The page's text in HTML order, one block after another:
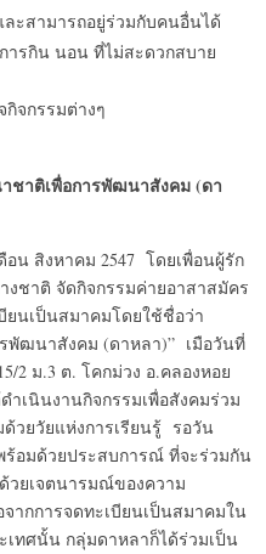
ละสามารถอยู่ร่วมกับคนอื่นได้
ารกิน นอน ที่ไม่สะดวกสบาย
จกรรมต่างๆ
ชาติเพื่อการพัฒนาสังคม (ดา
น สิงหาคม 2547 โดยเพื่อนผู้รัก
ชาติ จัดกิจกรรมค่ายอาสาสมัคร
ยนเป็นสมาคมโดยใช้ชื่อว่า
พัฒนาสังคม (ดาหลา)” เมือวันที่
2 ม.3 ต. โคกม่วง อ.คลองหอย
เนินงานกิจกรรมเพื่อสังคมร่วม
ด้วยวัยแห่งการเรียนรู้ รอวัน
ร้อมด้วยประสบการณ์ ที่จะร่วมกัน
วยเจตนารมณ์ของความ
ากการจดทะเบียนเป็นสมาคมใน
เทศนั้น กลุ่มดาหลาก็ได้ร่วมเป็น